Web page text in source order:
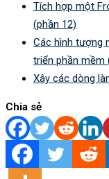
Tích hợp một
(phần 12)
Các hình tượng
triển phần mềm
Xây các dòng
Chia sẻ